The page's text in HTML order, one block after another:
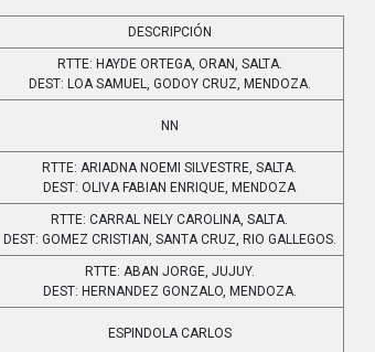
DESCRIPCIÓN
RTTE: HAYDE ORTEGA, ORAN, SALTA.
DEST: LOA SAMUEL, GODOY CRUZ, MENDOZA.
NN
RTTE: ARIADNA NOEMI SILVESTRE, SALTA.
DEST: OLIVA FABIAN ENRIQUE, MENDOZA
RTTE: CARRAL NELY CAROLINA, SALTA.
DEST: GOMEZ CRISTIAN, SANTA CRUZ, RIO GALLEGOS.
RTTE: ABAN JORGE, JUJUY.
DEST: HERNANDEZ GONZALO, MENDOZA.
ESPINDOLA CARLOS